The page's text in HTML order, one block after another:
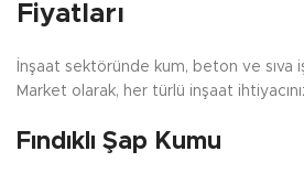
Fiyatları
İnşaat sektöründe kum, beton ve sıva
Market olarak, her türlü inşaat
Fındıklı Şap Kumu